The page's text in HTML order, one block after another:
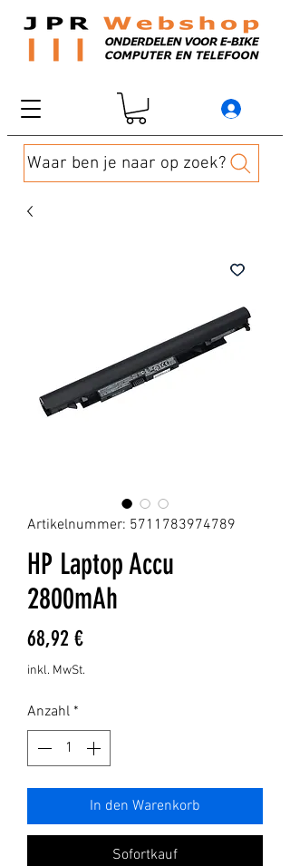
Waar ben je naar op zoek?
Artikelnummer: 5711783974789
HP Laptop Accu
2800mAh
68,92 €Preis
inkl. MwSt.
Anzahl *
In den Warenkorb
Sofortkauf